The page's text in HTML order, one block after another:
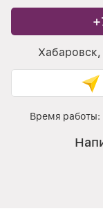
Время